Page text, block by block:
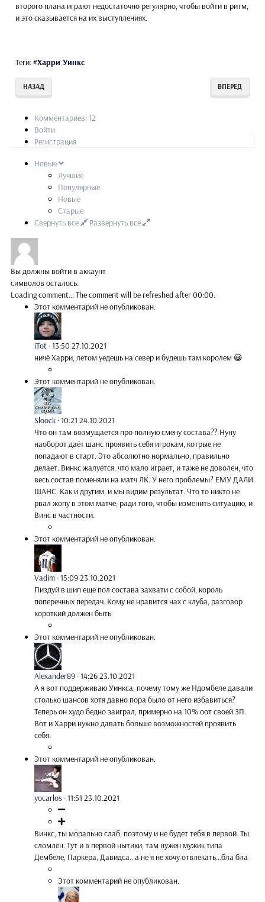
второго плана играют недостаточно регулярно, чтобы войти в ритм,
и это сказывается на их выступлениях.
Теги:#Харри Уинкс
НАЗАД ВПЕРЕД
Комментариев: 12
Войти
Регистрация
Новые
Лучшие
Популярные
Новые
Старые
Свернуть все
Развернуть все
Вы должны войти в аккаунт
символов осталось.
Loading comment...The comment will be refreshed after00:00.
Этот комментарий не опубликован.
iTot ·13:50 27.10.2021
ничё Харри, летом уедешь на север и будешь там королем 😀
Этот комментарий не опубликован.
Sloock ·10:21 24.10.2021
Что он там возмущается про полную смену состава?? Нуну
наоборот даёт шанс проявить себя игрокам, котрые не
попадают в старт. Это абсолютно нормально, правильно
делает. Винкс жалуется, что мало играет, и таже не доволен, что
весь состав поменяли на матч ЛК. У него проблемы? ЕМУ ДАЛИ
ШАНС. Как и другим, и мы видим результат. Что то никто не
рвал жопу в этом матче, ради того, чтобы изменить ситуацию, и
Винс в частности.
Этот комментарий не опубликован.
Vadim ·15:09 23.10.2021
Пиздуй в шип еще пол состава захвати с собой, король
поперечных передач. Кому не нравится нах с клуба, разговор
короткий должен быть
Этот комментарий не опубликован.
Alexander89 ·14:26 23.10.2021
А я вот поддерживаю Уинкса, почему тому же Ндомбеле давали
столько шансов хотя давно пора было от него избавиться?
Теперь он худо бедно заиграл, примерно на 10% оот своей ЗП.
Вот и Харри нужно давать больше возможностей проявить
себя.
Этот комментарий не опубликован.
yocarlos ·11:51 23.10.2021
Винкс, ты морально слаб, поэтому и не будет тебя в первой. Ты
сломлен. Тут и в первой нытики, там нужен мужик типа
Дембеле, Паркера, Давидса.. а не я не хочу отвлекать...бла бла
Этот комментарий не опубликован.